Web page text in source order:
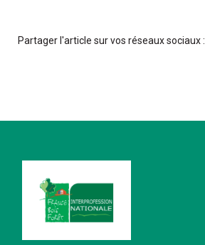
Partager l'article sur vos réseaux sociaux :